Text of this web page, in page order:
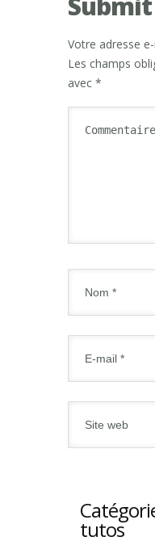
Votre adresse
Les champs
avec *
tutos